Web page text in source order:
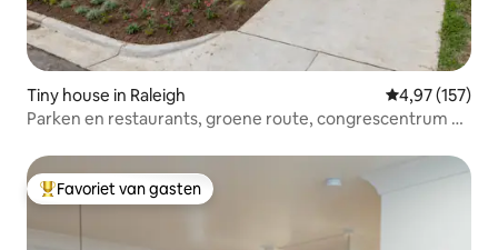
Tiny house in Raleigh Gemiddelde
4,97 (157)
Parken en restaurants, groene route, congrescentrum op
Topfavoriet van gasten
Favoriet van gasten